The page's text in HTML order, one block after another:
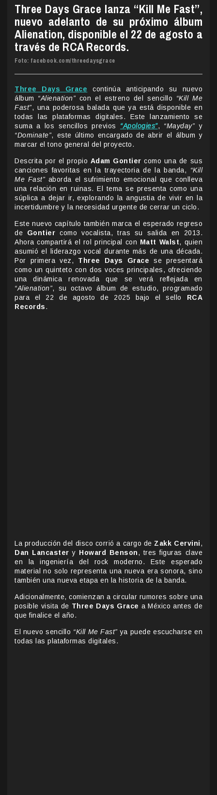
Three Days Grace lanza “Kill Me Fast”,
nuevo adelanto de su próximo álbum
Alienation, disponible el 22 de agosto a
través de RCA Records.
Foto: facebook.com/threedaysgrace
Three Days Grace continúa anticipando su nuevo
álbum “Alienation” con el estreno del sencillo “Kill Me
Fast”, una poderosa balada que ya está disponible en
todas las plataformas digitales. Este lanzamiento se
suma a los sencillos previos “Apologies”, “Mayday” y
“Dominate”, este último encargado de abrir el álbum y
marcar el tono general del proyecto.
Descrita por el propio Adam Gontier como una de sus
canciones favoritas en la trayectoria de la banda, “Kill
Me Fast” aborda el sufrimiento emocional que conlleva
una relación en ruinas. El tema se presenta como una
súplica a dejar ir, explorando la angustia de vivir en la
incertidumbre y la necesidad urgente de cerrar un ciclo.
Este nuevo capítulo también marca el esperado regreso
de Gontier como vocalista, tras su salida en 2013.
Ahora compartirá el rol principal con Matt Walst, quien
asumió el liderazgo vocal durante más de una década.
Por primera vez, Three Days Grace se presentará
como un quinteto con dos voces principales, ofreciendo
una dinámica renovada que se verá reflejada en
“Alienation”, su octavo álbum de estudio, programado
para el 22 de agosto de 2025 bajo el sello RCA
Records.
La producción del disco corrió a cargo de Zakk Cervini,
Dan Lancaster y Howard Benson, tres figuras clave
en la ingeniería del rock moderno. Este esperado
material no solo representa una nueva era sonora, sino
también una nueva etapa en la historia de la banda.
Adicionalmente, comienzan a circular rumores sobre una
posible visita de Three Days Grace a México antes de
que finalice el año.
El nuevo sencillo “Kill Me Fast” ya puede escucharse en
todas las plataformas digitales.